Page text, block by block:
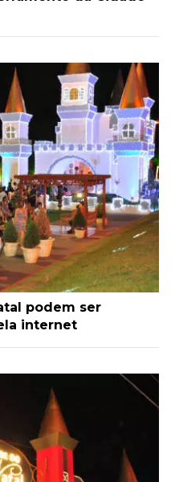
podem ser
internet